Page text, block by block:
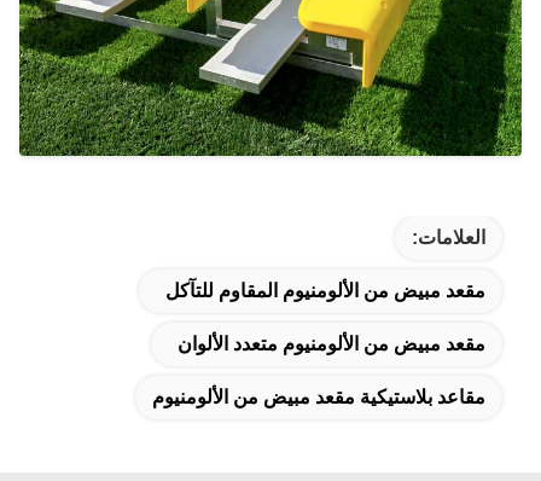
العلامات:
مقعد مبيض من الألومنيوم المقاوم للتآكل
مقعد مبيض من الألومنيوم متعدد الألوان
مقاعد بلاستيكية مقعد مبيض من الألومنيوم